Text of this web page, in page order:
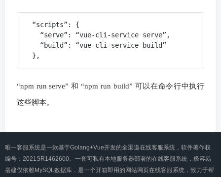
“scripts”: {
“serve”: “vue-cli-service serve”,
“build”: “vue-cli-service build”
},
“npm run serve” 和 “npm run build” 可以在命令行中执行
这些脚本。
唯一客服系统是一款基于Golang+Vue开发的全渠道在线客服系统，软件著作权
编号：2021SR1462600。一套可私有本地服务器部署的在线客服系统，极容易
搭建仅依赖MySQL数据库，是一个开箱即用的网站网页在线客服系统，致力于帮